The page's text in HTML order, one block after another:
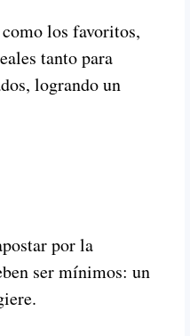
los favoritos,
tanto para
logrando un
por la
ser mínimos: un